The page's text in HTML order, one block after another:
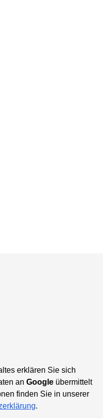
erklären Sie sich
an Google übermittelt
finden Sie in unserer
.